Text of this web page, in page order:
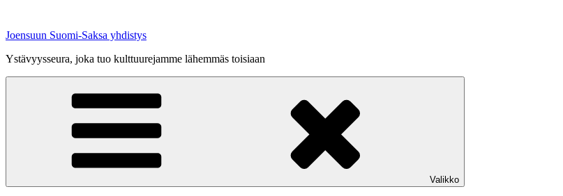
Joensuun Suomi-Saksa yhdistys
Ystävyysseura, joka tuo kulttuurejamme lähemmäs toisiaan
Valikko